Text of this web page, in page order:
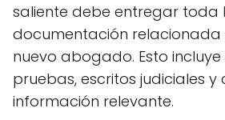
saliente debe entregar toda
documentación relacionada
nuevo abogado. Esto incluye
pruebas, escritos judiciales
información relevante.